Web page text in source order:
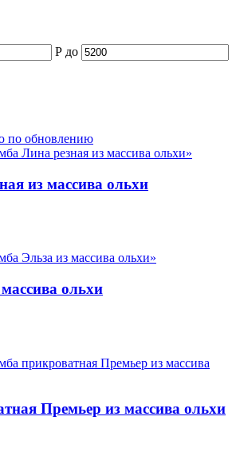
Р до
по обновлению
из массива ольхи
ольхи
Премьер из массива ольхи